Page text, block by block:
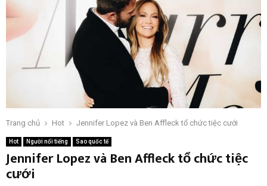
Trang chủ Hot Jennifer Lopez và Ben Affleck tổ chức tiệc cưới
Hot Người nổi tiếng Sao quốc tế
Jennifer Lopez và Ben Affleck tổ chức tiệc
cưới